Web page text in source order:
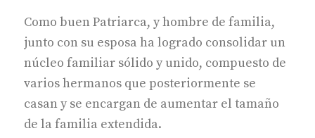
Como buen Patriarca, y hombre de familia,
junto con su esposa ha logrado consolidar un
núcleo familiar sólido y unido, compuesto de
varios hermanos que posteriormente se
casan y se encargan de aumentar el tamaño
de la familia extendida.